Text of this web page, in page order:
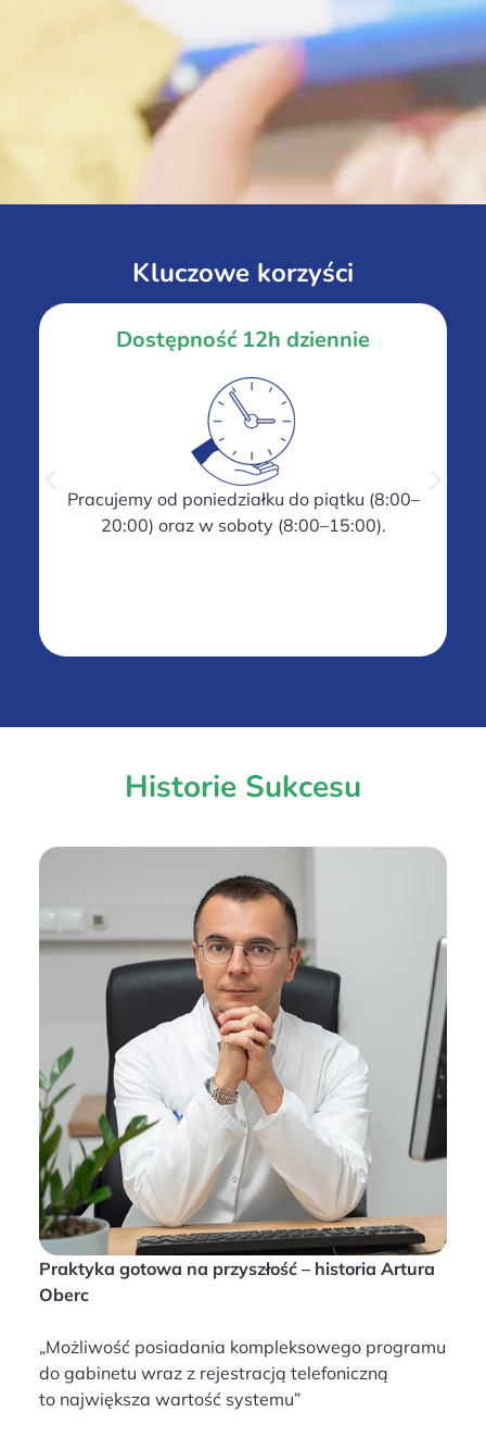
Kluczowe korzyści
Dostępność 12h dziennie
Pracujemy od poniedziałku do piątku (8:00–
20:00) oraz w soboty (8:00–15:00).
Historie Sukcesu
Praktyka gotowa na przyszłość – historia Artura
Oberc
„Możliwość posiadania kompleksowego programu
do gabinetu wraz z rejestracją telefoniczną
to największa wartość systemu”